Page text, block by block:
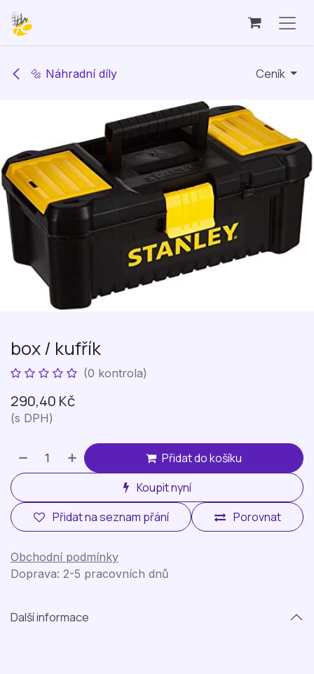
Přejít na obsah
🔩 Náhradní díly Ceník
box / kufřík
(0 kontrola)
290,40 Kč
(s DPH)
Přidat do košíku
Koupit nyní
Porovnat
Přidat na seznam přání
Obchodní podmínky
Doprava: 2-5 pracovních dnů
Další informace